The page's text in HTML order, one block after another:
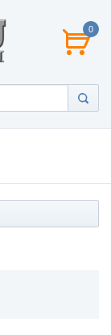
0